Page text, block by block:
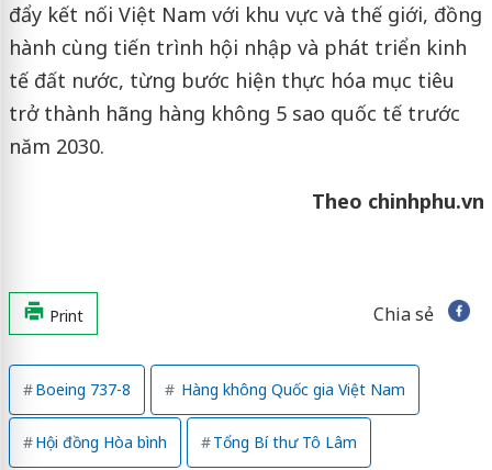
đẩy kết nối Việt Nam với khu vực và thế giới, đồng
hành cùng tiến trình hội nhập và phát triển kinh
tế đất nước, từng bước hiện thực hóa mục tiêu
trở thành hãng hàng không 5 sao quốc tế trước
năm 2030.
Theo chinhphu.vn
Print Chia sẻ
Boeing 737-8 Hàng không Quốc gia Việt Nam
Hội đồng Hòa bình Tổng Bí thư Tô Lâm